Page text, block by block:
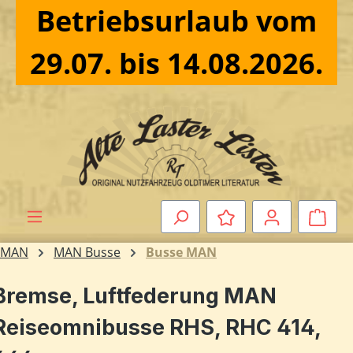
Zum Hauptinhalt springen
Betriebsurlaub vom
29.07. bis 14.08.2026.
MAN MAN Busse Busse MAN
Luftfederung MAN
RHS, RHC 414,